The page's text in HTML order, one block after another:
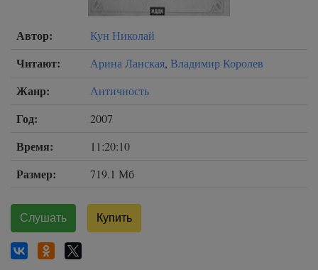
Автор: Кун Николай
Читают: Арина Ланская, Владимир Королев
Жанр: Античность
Год: 2007
Время: 11:20:10
Размер: 719.1 Мб
Слушать Купить